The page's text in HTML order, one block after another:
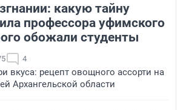
какую тайну
профессора уфимского
обожали студенты
4
вкуса: рецепт овощного ассорти на
Архангельской области